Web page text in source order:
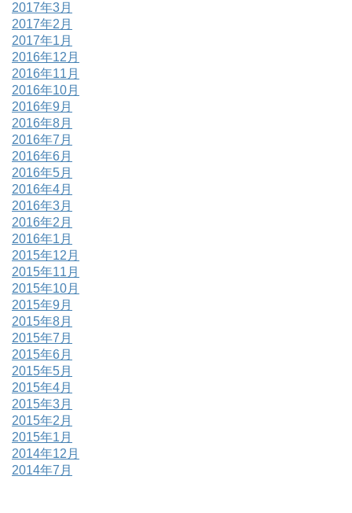
2017年3月
2017年2月
2017年1月
2016年12月
2016年11月
2016年10月
2016年9月
2016年8月
2016年7月
2016年6月
2016年5月
2016年4月
2016年3月
2016年2月
2016年1月
2015年12月
2015年11月
2015年10月
2015年9月
2015年8月
2015年7月
2015年6月
2015年5月
2015年4月
2015年3月
2015年2月
2015年1月
2014年12月
2014年7月